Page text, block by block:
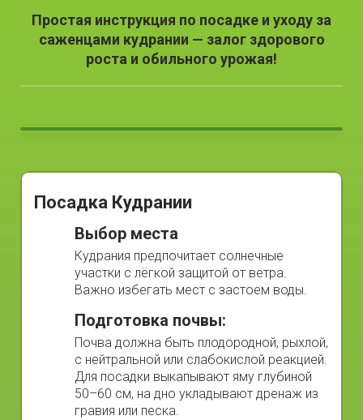
Простая инструкция по посадке и уходу за
саженцами кудрании — залог здорового
роста и обильного урожая!
Посадка Кудрании
Выбор места
Кудрания предпочитает солнечные
участки с лёгкой защитой от ветра.
Важно избегать мест с застоем воды.
Подготовка почвы:
Почва должна быть плодородной, рыхлой,
с нейтральной или слабокислой реакцией.
Для посадки выкапывают яму глубиной
50–60 см, на дно укладывают дренаж из
гравия или песка.